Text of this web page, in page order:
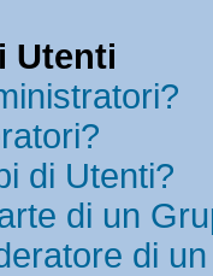
Utenti
di Utenti?
di un
di